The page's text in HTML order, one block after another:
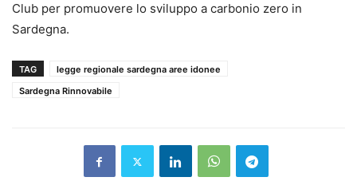
Club per promuovere lo sviluppo a carbonio zero in
Sardegna.
TAG
legge regionale sardegna aree idonee
Sardegna Rinnovabile